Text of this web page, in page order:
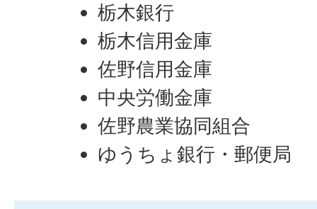
栃木銀行
栃木信用金庫
佐野信用金庫
中央労働金庫
佐野農業協同組合
ゆうちょ銀行・郵便局